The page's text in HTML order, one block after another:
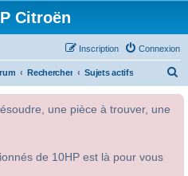
Citroën
Connexion
Inscription
Rechercher Sujets actifs
une pièce à trouver, une
de 10HP est là pour vous